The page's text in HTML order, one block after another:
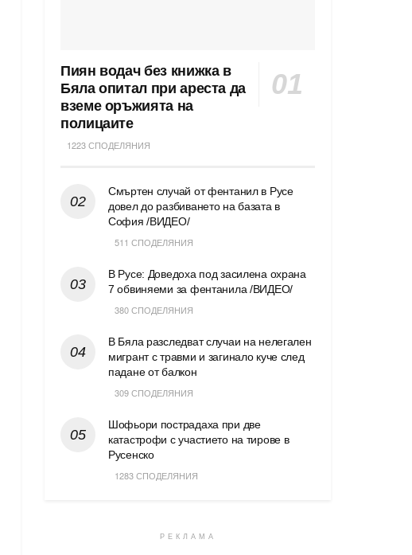
Пиян водач без книжка в
Бяла опитал при ареста да
вземе оръжията на
полицаите
1223 СПОДЕЛЯНИЯ
Смъртен случай от фентанил в Русе
довел до разбиването на базата в
София /ВИДЕО/
511 СПОДЕЛЯНИЯ
В Русе: Доведоха под засилена охрана
7 обвиняеми за фентанила /ВИДЕО/
380 СПОДЕЛЯНИЯ
В Бяла разследват случаи на нелегален
мигрант с травми и загинало куче след
падане от балкон
309 СПОДЕЛЯНИЯ
Шофьори пострадаха при две
катастрофи с участието на тирове в
Русенско
1283 СПОДЕЛЯНИЯ
РЕКЛАМА